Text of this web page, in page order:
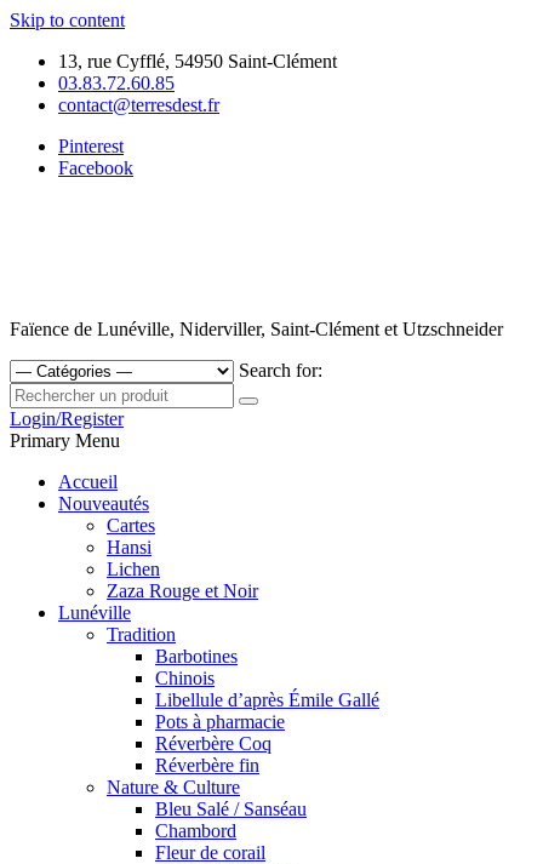
Skip to content
13, rue Cyfflé, 54950 Saint-Clément
03.83.72.60.85
contact@terresdest.fr
Pinterest
Facebook
Faïence de Lunéville, Niderviller, Saint-Clément et Utzschneider
Search for:
Login/Register
Primary Menu
Accueil
Nouveautés
Cartes
Hansi
Lichen
Zaza Rouge et Noir
Lunéville
Tradition
Barbotines
Chinois
Libellule d’après Émile Gallé
Pots à pharmacie
Réverbère Coq
Réverbère fin
Nature & Culture
Bleu Salé / Sanséau
Chambord
Fleur de corail